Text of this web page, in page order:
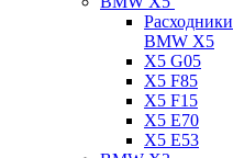
Расходники
BMW X5
X5 G05
X5 F85
X5 F15
X5 E70
X5 E53